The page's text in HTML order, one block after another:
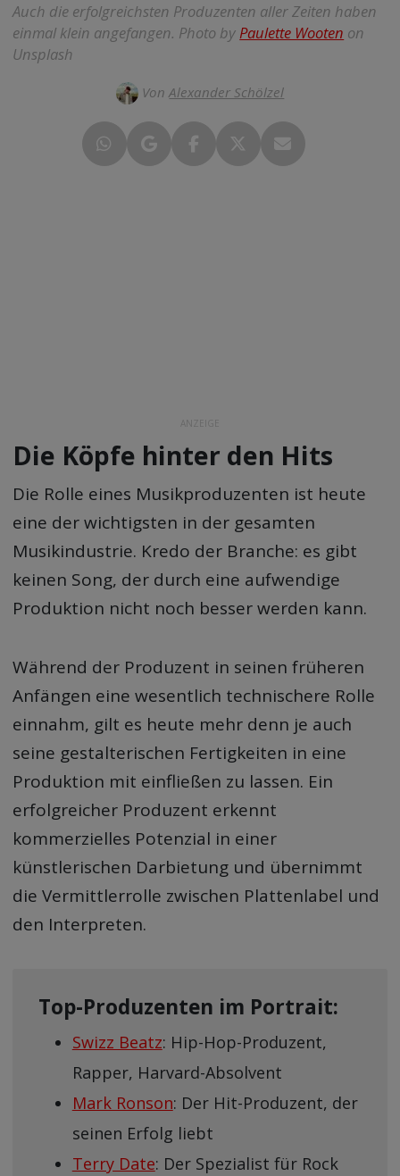
Auch die erfolgreichsten Produzenten aller Zeiten haben
einmal klein angefangen. Photo byPaulette Wooten on
Unsplash
VonAlexander Schölzel
ANZEIGE
Die Köpfe hinter den Hits
Die Rolle eines Musikproduzenten ist heute
eine der wichtigsten in der gesamten
Musikindustrie. Kredo der Branche: es gibt
keinen Song, der durch eine aufwendige
Produktion nicht noch besser werden kann.
Während der Produzent in seinen früheren
Anfängen eine wesentlich technischere Rolle
einnahm, gilt es heute mehr denn je auch
seine gestalterischen Fertigkeiten in eine
Produktion mit einfließen zu lassen. Ein
erfolgreicher Produzent erkennt
kommerzielles Potenzial in einer
künstlerischen Darbietung und übernimmt
die Vermittlerrolle zwischen Plattenlabel und
den Interpreten.
Top-Produzenten im Portrait:
Swizz Beatz: Hip-Hop-Produzent,
Rapper, Harvard-Absolvent
Mark Ronson: Der Hit-Produzent, der
seinen Erfolg liebt
Terry Date: Der Spezialist für Rock